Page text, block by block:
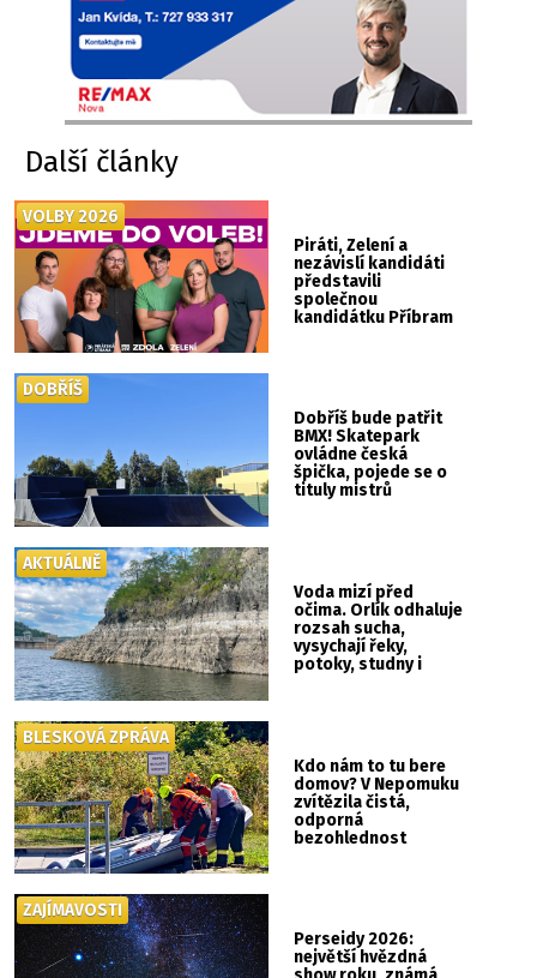
Další články
Piráti, Zelení a
nezávislí kandidáti
představili
společnou
kandidátku Příbram
VOLBY 2026
Dobříš bude patřit
BMX! Skatepark
ovládne česká
špička, pojede se o
tituly mistrů
DOBŘÍŠ
Voda mizí před
očima. Orlík odhaluje
rozsah sucha,
vysychají řeky,
potoky, studny i
AKTUÁLNĚ
Kdo nám to tu bere
domov? V Nepomuku
zvítězila čistá,
odporná
bezohlednost
BLESKOVÁ ZPRÁVA
Perseidy 2026:
největší hvězdná
ZAJÍMAVOSTI